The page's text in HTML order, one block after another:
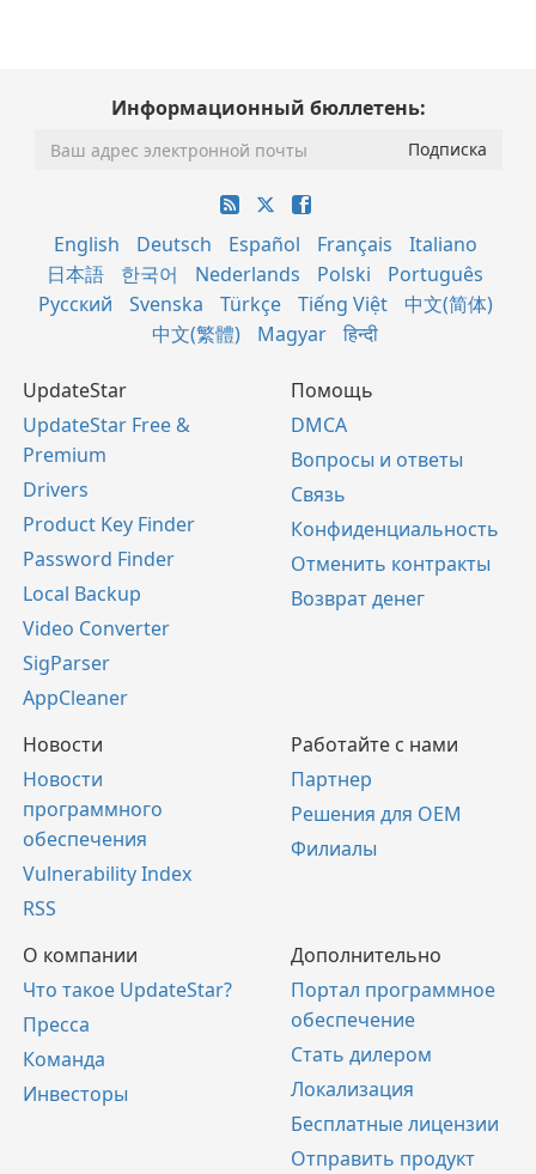
Информационный бюллетень:
English Deutsch Español Français
Italiano
日本語
한국어 Nederlands Polski
Português
Русский
Svenska Türkçe Tiếng Việt
中文(简体)
中文(繁體)
Magyar हिन्दी
UpdateStar
UpdateStar Free &
Premium
Drivers
Product Key Finder
Password Finder
Local Backup
Video Converter
SigParser
AppCleaner
Помощь
DMCA
Вопросы и ответы
Связь
Конфиденциальность
Отменить контракты
Возврат денег
Новости
Новости
программного
обеспечения
Vulnerability Index
RSS
Работайте с нами
Партнер
Решения для OEM
Филиалы
О компании
Что такое UpdateStar?
Пресса
Команда
Инвесторы
Дополнительно
Портал программное
обеспечение
Стать дилером
Локализация
Бесплатные лицензии
Отправить продукт